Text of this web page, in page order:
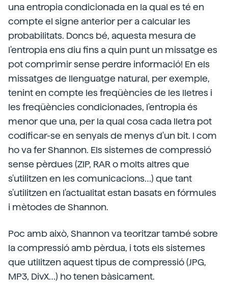
una entropia condicionada en la qual es té en
compte el signe anterior per a calcular les
probabilitats. Doncs bé, aquesta mesura de
l'entropia ens diu fins a quin punt un missatge es
pot comprimir sense perdre informació! En els
missatges de llenguatge natural, per exemple,
tenint en compte les freqüències de les lletres i
les freqüències condicionades, l'entropia és
menor que una, per la qual cosa cada lletra pot
codificar-se en senyals de menys d'un bit. I com
ho va fer Shannon. Els sistemes de compressió
sense pèrdues (ZIP, RAR o molts altres que
s'utilitzen en les comunicacions…) que tant
s'utilitzen en l'actualitat estan basats en fórmules
i mètodes de Shannon.
Poc amb això, Shannon va teoritzar també sobre
la compressió amb pèrdua, i tots els sistemes
que utilitzen aquest tipus de compressió (JPG,
MP3, DivX…) ho tenen bàsicament.